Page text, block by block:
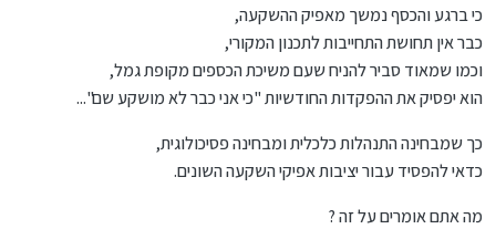
אם יש לך צוות של רו"ח ויועצים, שידעו מתי זה כדאית ומתי
וגם תמיד ישמרו על איזון, ועל החזרת הכספים למקומם
המקורי - החרשתי,
ואע"פ שיתכן ויספוג הפסדים די משמעותיים,
אך בטווח הארוך זו (לדעתי) ההתנהלות הנכונה.
כי ברגע והכסף נמשך מאפיק ההשקעה,
כבר אין תחושת התחייבות לתכנון המקורי,
וכמו שמאוד סביר להניח שעם משיכת הכספים מקופת גמל,
הוא יפסיק את ההפקדות החודשיות "כי אני כבר לא מושקע שם"...
כך שמבחינה התנהלות כלכלית ומבחינה פסיכולוגית,
כדאי להפסיד עבור יציבות אפיקי השקעה השונים.
מה אתם אומרים על זה ?